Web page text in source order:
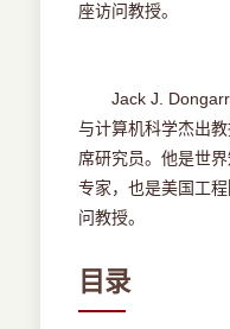
座访问教授。
Jack J. Dongarra
与计算机科学杰出
席研究员。他是世
专家，也是美国工
问教授。
目录